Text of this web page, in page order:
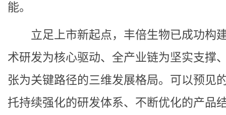
能。
立足上市新起点，丰倍生物已成功构
术研发为核心驱动、全产业链为坚实支撑
张为关键路径的三维发展格局。可以预见
托持续强化的研发体系、不断优化的产品